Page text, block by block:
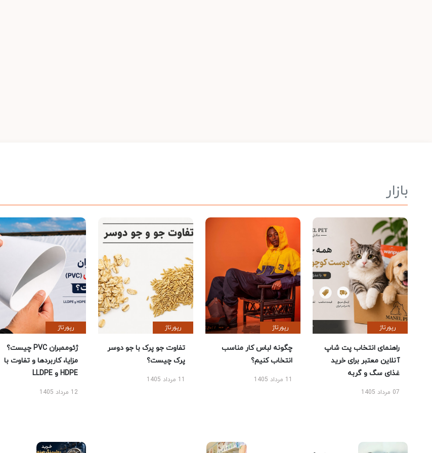
بازار
رپورتاژ
راهنمای انتخاب پت شاپ
آنلاین معتبر برای خرید
غذای سگ و گربه
07 مرداد 1405
رپورتاژ
چگونه لباس کار مناسب
انتخاب کنیم؟
11 مرداد 1405
رپورتاژ
تفاوت جو پرک با جو دوسر
پرک چیست؟
11 مرداد 1405
رپورتاژ
ژئوممبران PVC چیست؟
مزایا، کاربردها و تفاوت با
HDPE و LLDPE
12 مرداد 1405